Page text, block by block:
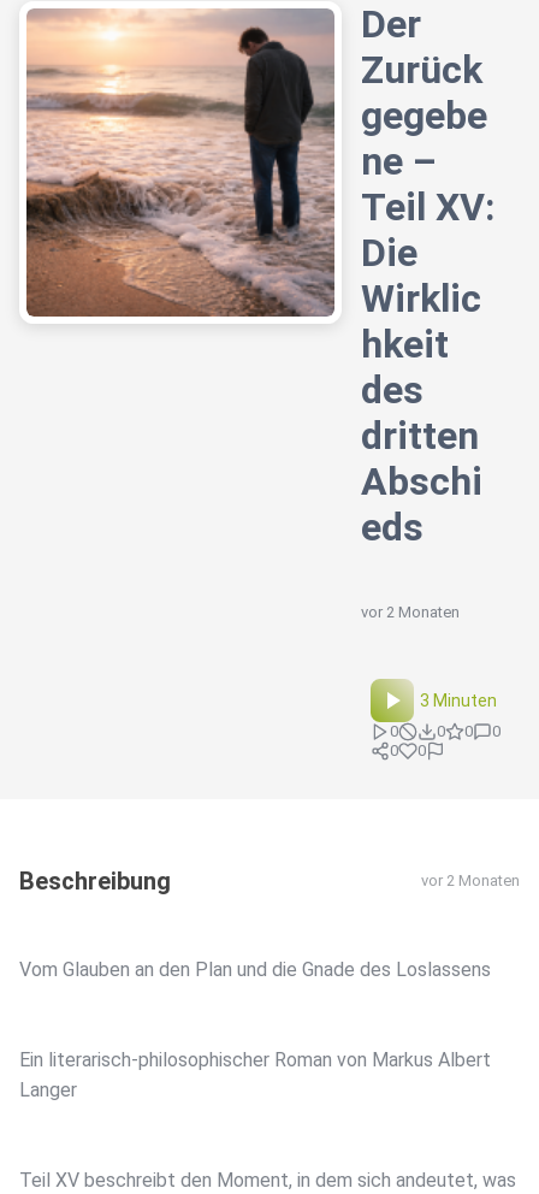
Der
Zurück
gegebe
ne –
Teil XV:
Die
Wirklic
hkeit
des
dritten
Abschi
eds
vor 2 Monaten
3 Minuten
0 0 0
0
0
0
Beschreibung vor 2 Monaten
Vom Glauben an den Plan und die Gnade des Loslassens
Ein literarisch‑philosophischer Roman von Markus Albert
Langer
Teil XV beschreibt den Moment, in dem sich andeutet, was